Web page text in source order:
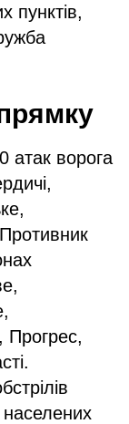
пунктів,
атак ворога
Прогрес,